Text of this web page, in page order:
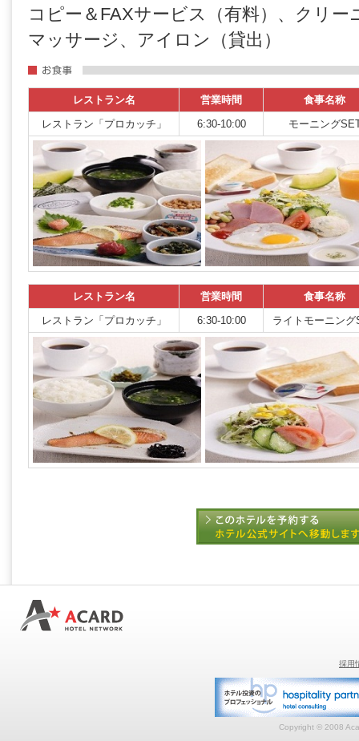
コピー＆FAXサービス（有料）、クリー
マッサージ、アイロン（貸出）
レストラン名 営業時間
食事名称
レストラン「プロカッチ」
6:30-10:00 モーニング
レストラン名 営業時間
食事名称
レストラン「プロカッチ」
6:30-10:00 ライトモーニング
採用
Copyright © 2008